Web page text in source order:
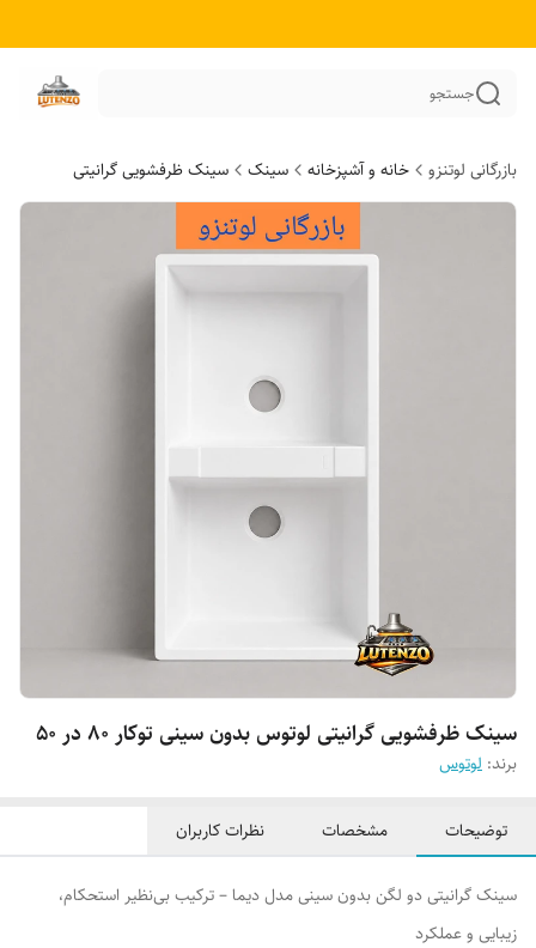
جستجو
بازرگانی لوتنزو خانه و آشپزخانه سینک سینک ظرفشویی گرانیتی
سینک ظرفشویی گرانیتی لوتوس بدون سینی توکار 80 در 50
برند: لوتوس
توضیحات مشخصات نظرات کاربران
سینک گرانیتی دو لگن بدون سینی مدل دیما – ترکیب بی‌نظیر استحکام،
زیبایی و عملکرد